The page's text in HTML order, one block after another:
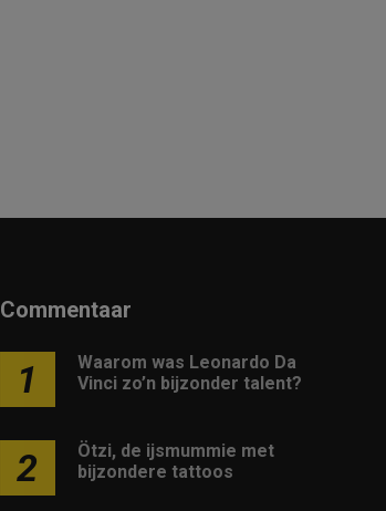
Commentaar
1
Waarom was Leonardo Da
Vinci zo’n bijzonder talent?
2
Ötzi, de ijsmummie met
bijzondere tattoos